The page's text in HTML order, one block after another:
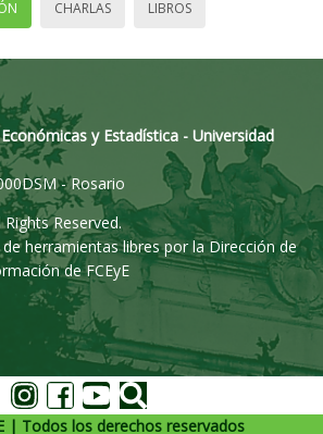
CHARLAS LIBROS
y Estadística - Universidad
- Rosario
Reserved.
herramientas libres por la Dirección de
de FCEyE
| Todos los derechos reservados